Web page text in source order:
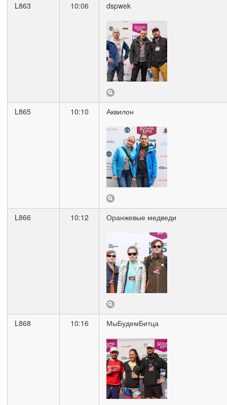
L863 10:06 dspwek
L865 10:10 Аквилон
L866 10:12 Оранжевые медведи
L868 10:16 МыБудемБитца